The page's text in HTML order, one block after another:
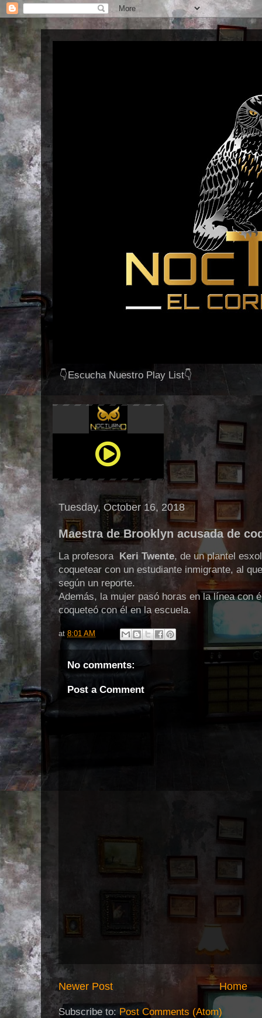
👇Escucha Nuestro Play List👇
Tuesday, October 16, 2018
Maestra de Brooklyn acusada de
La profesora Keri Twente, de un plantel
coquetear con un estudiante inmigrante, al
según un reporte.
Además, la mujer pasó horas en la línea con
coqueteó con él en la escuela.
at 8:01 AM
No comments:
Post a Comment
Newer Post Home
Subscribe to: Post Comments (Atom)